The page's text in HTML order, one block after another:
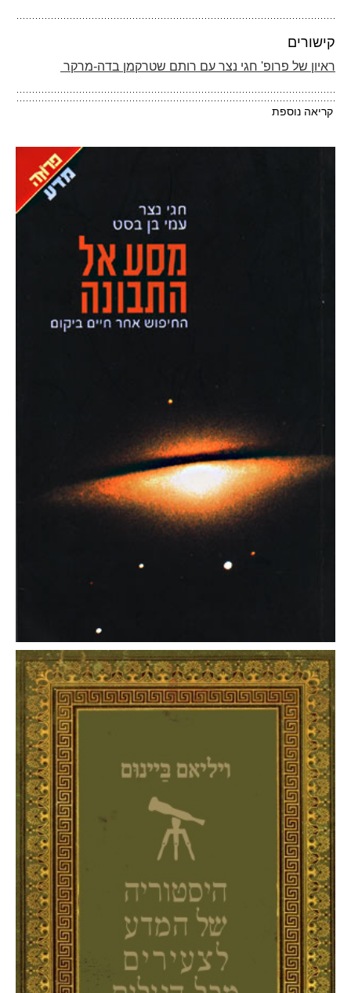
קישורים
ראיון של פרופ' חגי נצר עם רותם שטרקמן בדה-מרקר
קריאה נוספת